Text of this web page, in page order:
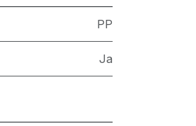
PP
Ja